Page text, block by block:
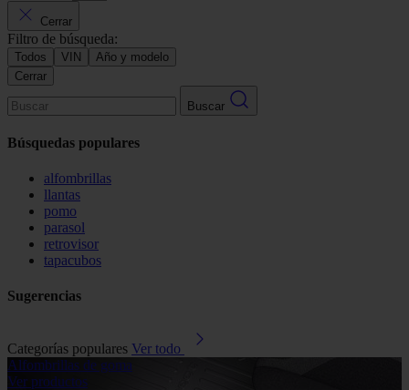
Cerrar
Filtro de búsqueda:
Todos VIN
Año y modelo
Cerrar
Buscar
Búsquedas populares
alfombrillas
llantas
pomo
parasol
retrovisor
tapacubos
Sugerencias
Categorías populares Ver todo
Alfombrillas de goma
Ver productos